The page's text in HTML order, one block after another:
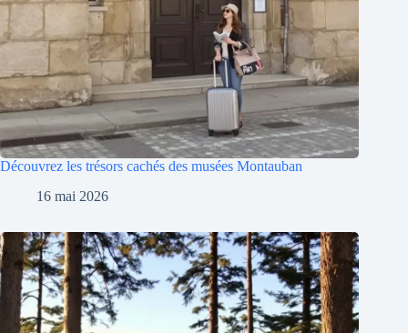
Découvrez les trésors cachés des musées Montauban
16 mai 2026